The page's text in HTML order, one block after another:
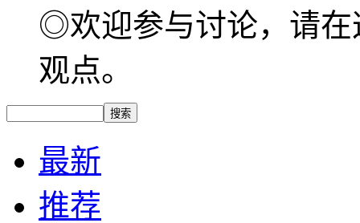
◎欢迎参与讨论，请在
观点。
最新
推荐